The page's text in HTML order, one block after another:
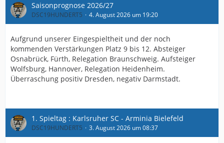
Saisonprognose 2026/27
DSC19HUNDERT5 4. August 2026 um 19:20
Aufgrund unserer Eingespieltheit und der noch
kommenden Verstärkungen Platz 9 bis 12. Absteiger
Osnabrück, Fürth, Relegation Braunschweig. Aufsteiger
Wolfsburg, Hannover, Relegation Heidenheim.
Überraschung positiv Dresden, negativ Darmstadt.
1. Spieltag : Karlsruher SC - Arminia Bielefeld
DSC19HUNDERT5 3. August 2026 um 08:37